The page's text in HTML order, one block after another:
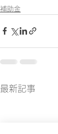
補助金
最新記事